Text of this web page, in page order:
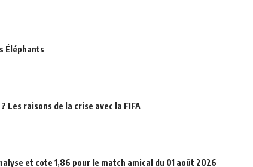
Éléphants
Les raisons de la crise avec la FIFA
et cote 1,86 pour le match amical du 01 août 2026